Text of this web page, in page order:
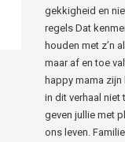
gekkigheid en
regels Dat
houden met z’n
maar af en toe
happy mama
in dit verhaal niet
geven jullie met
ons leven.